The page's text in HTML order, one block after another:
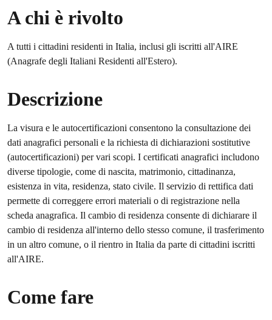
A chi è rivolto
A tutti i cittadini residenti in Italia, inclusi gli iscritti all'AIRE
(Anagrafe degli Italiani Residenti all'Estero).
Descrizione
La visura e le autocertificazioni consentono la consultazione dei
dati anagrafici personali e la richiesta di dichiarazioni sostitutive
(autocertificazioni) per vari scopi. I certificati anagrafici includono
diverse tipologie, come di nascita, matrimonio, cittadinanza,
esistenza in vita, residenza, stato civile. Il servizio di rettifica dati
permette di correggere errori materiali o di registrazione nella
scheda anagrafica. Il cambio di residenza consente di dichiarare il
cambio di residenza all'interno dello stesso comune, il trasferimento
in un altro comune, o il rientro in Italia da parte di cittadini iscritti
all'AIRE.
Come fare